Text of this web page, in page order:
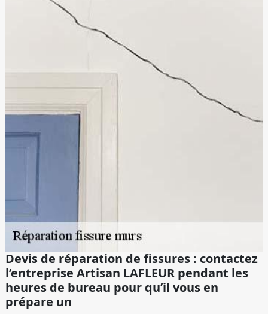
Devis de réparation de fissures : contactez
l’entreprise Artisan LAFLEUR pendant les
heures de bureau pour qu’il vous en
prépare un